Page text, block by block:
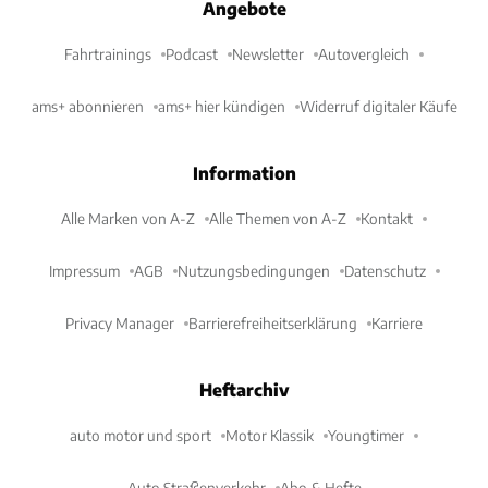
Angebote
Fahrtrainings Podcast Newsletter Autovergleich
ams+ abonnieren ams+ hier kündigen Widerruf digitaler Käufe
Information
Alle Marken von A-Z Alle Themen von A-Z Kontakt
Impressum AGB Nutzungsbedingungen Datenschutz
Privacy Manager Barrierefreiheitserklärung Karriere
Heftarchiv
auto motor und sport Motor Klassik Youngtimer